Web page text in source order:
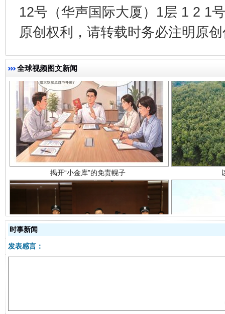
12号（华声国际大厦）1层 1 2 1
原创权利，请转载时务必注明原
全球视频图文新闻
揭开“小金库”的免责幌子
时事新闻
发表感言：